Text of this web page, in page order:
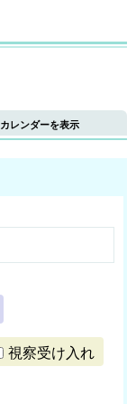
カレンダーを表示
視察受け入れ